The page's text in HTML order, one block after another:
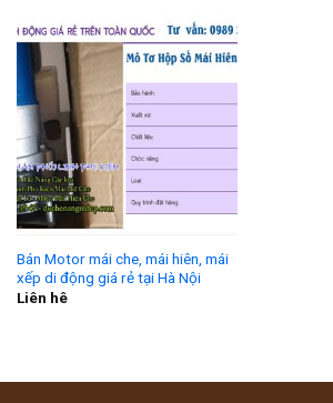
Bán Motor mái che, mái hiên, mái
xếp di động giá rẻ tại Hà Nội
Liên hê